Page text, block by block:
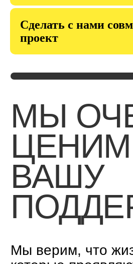
Сделать с нами
проект
результатами нашей